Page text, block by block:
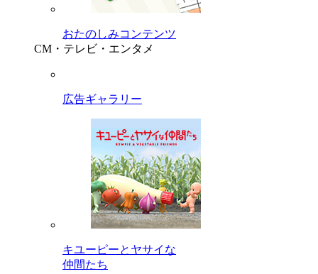
おたのしみコンテンツ
CM・テレビ・エンタメ
広告ギャラリー
キユーピーとヤサイな
仲間たち